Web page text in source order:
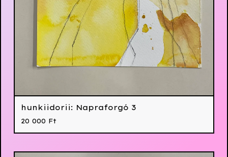
hunkiidorii: Napraforgó 3
20 000 Ft